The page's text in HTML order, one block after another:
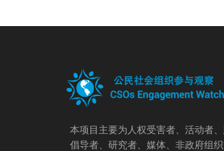
本项目主要为人权受害者、活动者
倡导者、研究者、媒体、非政府组织